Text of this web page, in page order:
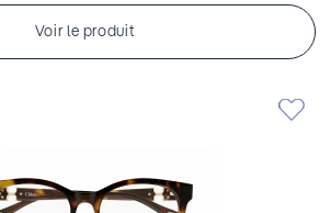
Voir le produit